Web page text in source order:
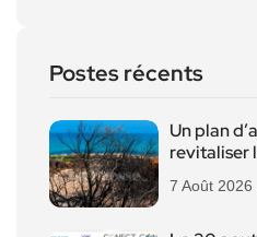
Postes récents
Un plan
revitaliser
7 Août 2026